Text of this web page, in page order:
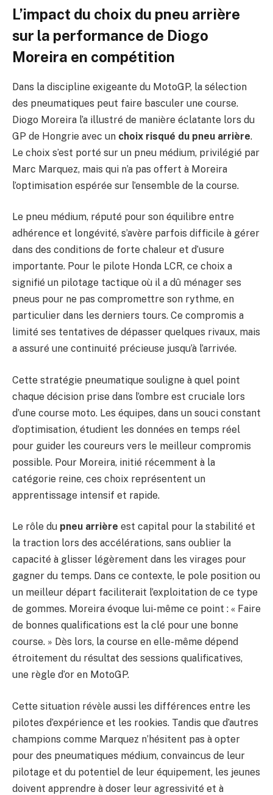
L’impact du choix du pneu arrière
sur la performance de Diogo
Moreira en compétition
Dans la discipline exigeante du MotoGP, la sélection
des pneumatiques peut faire basculer une course.
Diogo Moreira l’a illustré de manière éclatante lors du
GP de Hongrie avec un choix risqué du pneu arrière.
Le choix s’est porté sur un pneu médium, privilégié par
Marc Marquez, mais qui n’a pas offert à Moreira
l’optimisation espérée sur l’ensemble de la course.
Le pneu médium, réputé pour son équilibre entre
adhérence et longévité, s’avère parfois difficile à gérer
dans des conditions de forte chaleur et d’usure
importante. Pour le pilote Honda LCR, ce choix a
signifié un pilotage tactique où il a dû ménager ses
pneus pour ne pas compromettre son rythme, en
particulier dans les derniers tours. Ce compromis a
limité ses tentatives de dépasser quelques rivaux, mais
a assuré une continuité précieuse jusqu’à l’arrivée.
Cette stratégie pneumatique souligne à quel point
chaque décision prise dans l’ombre est cruciale lors
d’une course moto. Les équipes, dans un souci constant
d’optimisation, étudient les données en temps réel
pour guider les coureurs vers le meilleur compromis
possible. Pour Moreira, initié récemment à la
catégorie reine, ces choix représentent un
apprentissage intensif et rapide.
Le rôle du pneu arrière est capital pour la stabilité et
la traction lors des accélérations, sans oublier la
capacité à glisser légèrement dans les virages pour
gagner du temps. Dans ce contexte, le pole position ou
un meilleur départ faciliterait l’exploitation de ce type
de gommes. Moreira évoque lui-même ce point : « Faire
de bonnes qualifications est la clé pour une bonne
course. » Dès lors, la course en elle-même dépend
étroitement du résultat des sessions qualificatives,
une règle d’or en MotoGP.
Cette situation révèle aussi les différences entre les
pilotes d’expérience et les rookies. Tandis que d’autres
champions comme Marquez n’hésitent pas à opter
pour des pneumatiques médium, convaincus de leur
pilotage et du potentiel de leur équipement, les jeunes
doivent apprendre à doser leur agressivité et à